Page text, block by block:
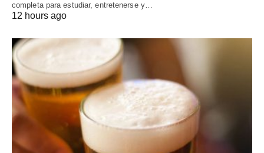
completa para estudiar, entretenerse y…
12 hours ago